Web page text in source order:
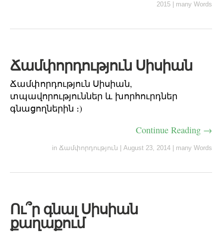
2015
many Words
Ճամփորդություն Սիսիան
Ճամփորդություն Սիսիան,
տպավորություններ և խորհուրդներ
գնացողներին ։)
Continue Reading →
in Ճամփորդություն August 23, 2014 many Words
Ու՞ր գնալ Սիսիան
քաղաքում